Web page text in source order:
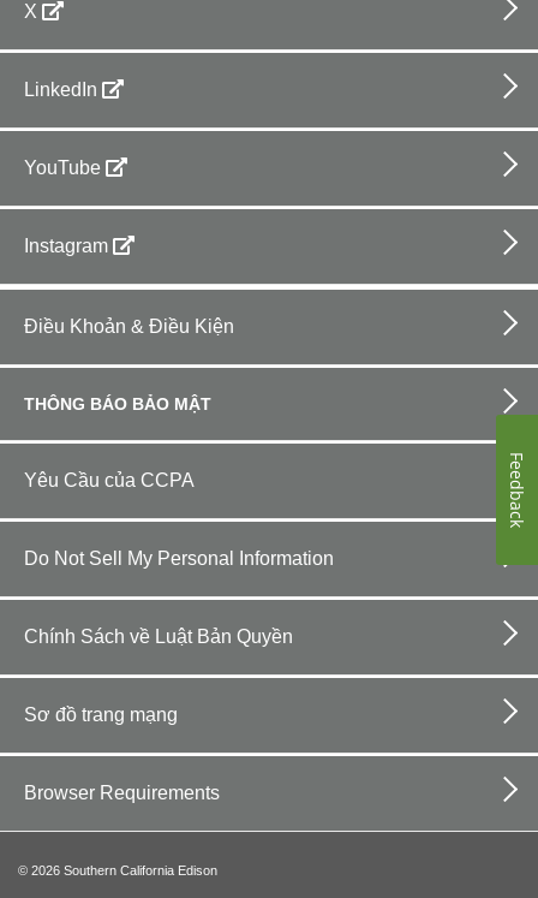
X
LinkedIn
YouTube
Instagram
bottom
Điều Khoản & Điều Kiện
THÔNG BÁO BẢO MẬT
Yêu Cầu của CCPA
Do Not Sell My Personal Information
Chính Sách về Luật Bản Quyền
Sơ đồ trang mạng
Browser Requirements
© 2026 Southern California Edison
Feedback